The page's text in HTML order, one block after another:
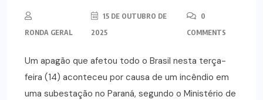
RONDA GERAL
15 DE OUTUBRO DE
2025
0
COMMENTS
Um apagão que afetou todo o Brasil nesta terça-
feira (14) aconteceu por causa de um incêndio em
uma subestação no Paraná, segundo o Ministério de